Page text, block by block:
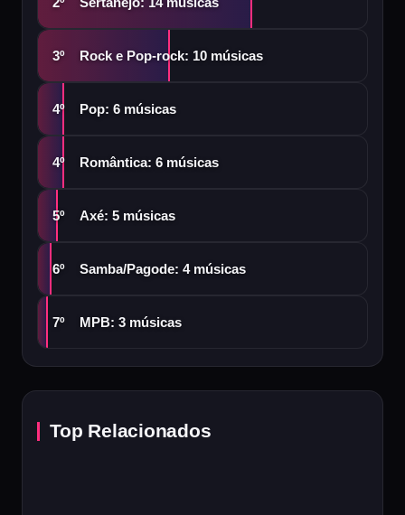
3º Rock e Pop-rock: 10 músicas
4º Pop: 6 músicas
4º Romântica: 6 músicas
5º Axé: 5 músicas
6º Samba/Pagode: 4 músicas
7º MPB: 3 músicas
Top Relacionados